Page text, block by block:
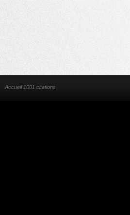
Accueil 1001 citations